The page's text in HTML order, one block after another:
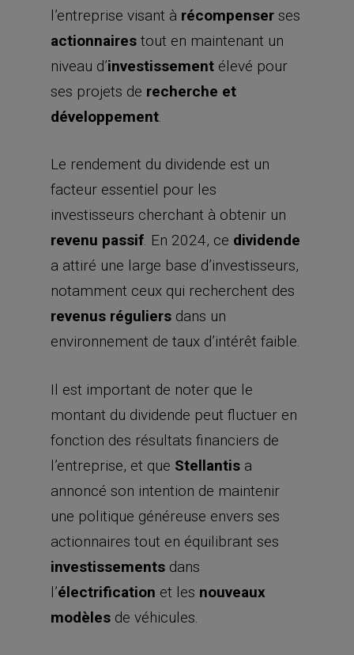
l’entreprise visant à récompenser ses
actionnaires tout en maintenant un
niveau d’investissement élevé pour
ses projets de recherche et
développement
Le rendement du dividende est un
facteur essentiel pour les
investisseurs cherchant à obtenir un
revenu passif. En 2024, ce dividende
a attiré une large base d’investisseurs,
notamment ceux qui recherchent des
revenus réguliers dans un
environnement de taux d’intérêt faible.
Il est important de noter que le
montant du dividende peut fluctuer en
fonction des résultats financiers de
l’entreprise, et que Stellantis a
annoncé son intention de maintenir
une politique généreuse envers ses
actionnaires tout en équilibrant ses
investissements dans
l’électrification et les nouveaux
modèles de véhicules.